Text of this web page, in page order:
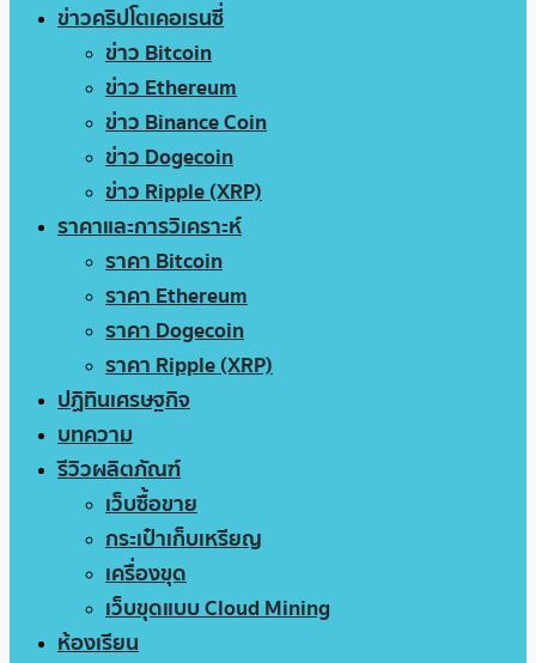
ข่าวคริปโตเคอเรนซี่
ข่าว Bitcoin
ข่าว Ethereum
ข่าว Binance Coin
ข่าว Dogecoin
ข่าว Ripple (XRP)
ราคาและการวิเคราะห์
ราคา Bitcoin
ราคา Ethereum
ราคา Dogecoin
ราคา Ripple (XRP)
ปฏิทินเศรษฐกิจ
บทความ
รีวิวผลิตภัณฑ์
เว็บซื้อขาย
กระเป๋าเก็บเหรียญ
เครื่องขุด
เว็บขุดแบบ Cloud Mining
ห้องเรียน